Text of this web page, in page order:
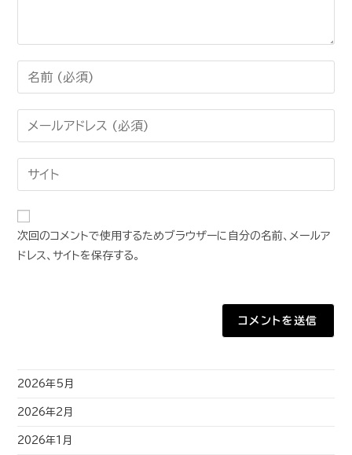
次回のコメントで使用するためブラウザーに自分の名前、メールア
ドレス、サイトを保存する。
2026年5月
2026年2月
2026年1月